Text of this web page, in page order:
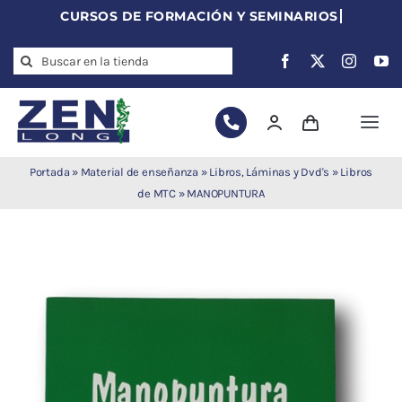
content
Search
for:
Auriculomedicina
Portada » Material de enseñanza » Libros, Láminas y Dvd's » Libros
de MTC» MANOPUNTURA